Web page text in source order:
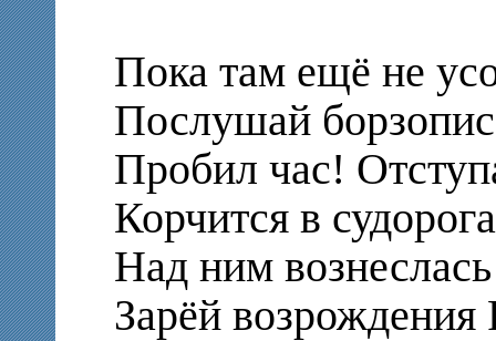
Пока там ещё не
Послушай
Пробил час!
Корчится в
Над ним
Зарёй возрождения